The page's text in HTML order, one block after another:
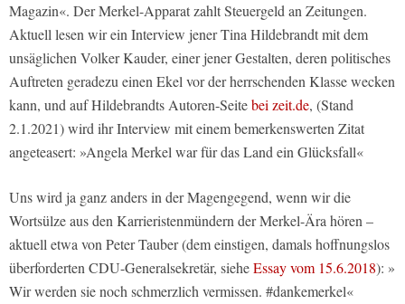
Magazin«. Der Merkel-Apparat zahlt Steuergeld an Zeitungen.
Aktuell lesen wir ein Interview jener Tina Hildebrandt mit dem
unsäglichen Volker Kauder, einer jener Gestalten, deren politisches
Auftreten geradezu einen Ekel vor der herrschenden Klasse wecken
kann, und auf Hildebrandts Autoren-Seitebei zeit.de, (Stand
2.1.2021) wird ihr Interview mit einem bemerkenswerten Zitat
angeteasert: »Angela Merkel war für das Land ein Glücksfall«
Uns wird ja ganz anders in der Magengegend, wenn wir die
Wortsülze aus den Karrieristenmündern der Merkel-Ära hören –
aktuell etwa von Peter Tauber (dem einstigen, damals hoffnungslos
überforderten CDU-Generalsekretär, sieheEssay vom 15.6.2018): »
Wir werden sie noch schmerzlich vermissen. #dankemerkel«